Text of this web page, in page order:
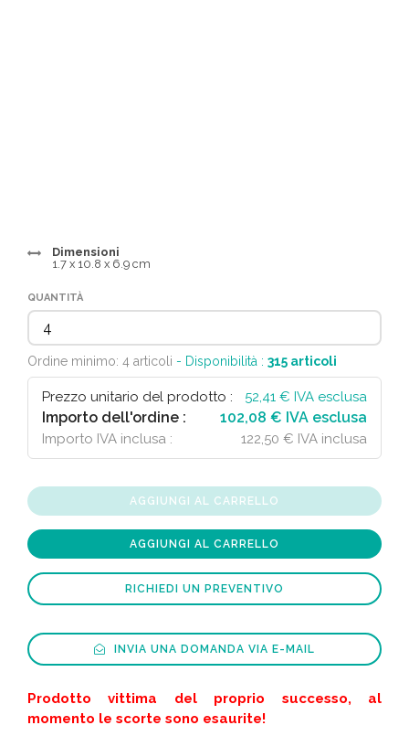
Dimensioni
1.7 x 10.8 x 6.9 cm
QUANTITÀ
Ordine minimo: 4 articoli - Disponibilità : 315 articoli
Prezzo unitario del prodotto : 52,41 € IVA esclusa
Importo dell'ordine : 102,08 € IVA esclusa
Importo IVA inclusa : 122,50 € IVA inclusa
AGGIUNGI AL CARRELLO
AGGIUNGI AL CARRELLO
RICHIEDI UN PREVENTIVO
INVIA UNA DOMANDA VIA E-MAIL
Prodotto vittima del proprio successo, al
momento le scorte sono esaurite!